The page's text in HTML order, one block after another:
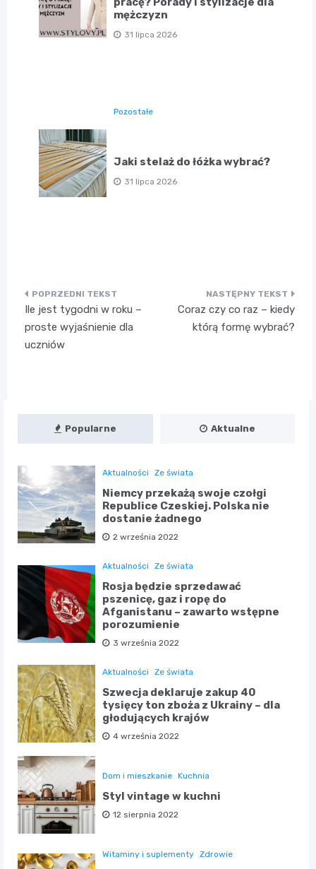
mężczyzn
31 lipca 2026
Pozostałe
Jaki stelaż do łóżka wybrać?
31 lipca 2026
Nawigacja
wpisu
Ile jest tygodni w roku –
proste wyjaśnienie dla
uczniów
Coraz czy co raz – kiedy
którą formę wybrać?
Popularne Aktualne
Aktualności Ze świata
Niemcy przekażą swoje czołgi
Republice Czeskiej. Polska nie
dostanie żadnego
2 września 2022
Aktualności Ze świata
Rosja będzie sprzedawać
pszenicę, gaz i ropę do
Afganistanu – zawarto wstępne
porozumienie
3 września 2022
Aktualności Ze świata
Szwecja deklaruje zakup 40
tysięcy ton zboża z Ukrainy – dla
głodujących krajów
4 września 2022
Dom i mieszkanie Kuchnia
Styl vintage w kuchni
12 sierpnia 2022
Witaminy i suplementy Zdrowie